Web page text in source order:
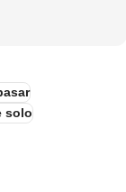
solo